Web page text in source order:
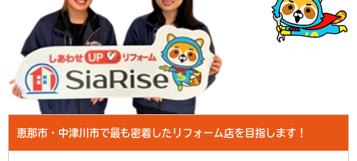
恵那市・中津川市で最も密着したリフォーム店を目指します！